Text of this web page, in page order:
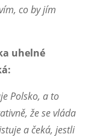
co by jím
uhelné
Polsko, a to
že se vláda
a čeká, jestli